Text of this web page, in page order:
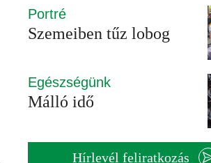
Portré
Szemeiben tűz lobog
Egészségünk
Málló idő
Hírlevél feliratkozás